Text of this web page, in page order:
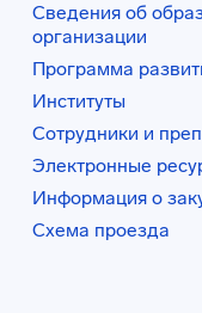
Сведения об
организации
Программа
Институты
Сотрудники и
Электронные
Информация о
Схема проезда